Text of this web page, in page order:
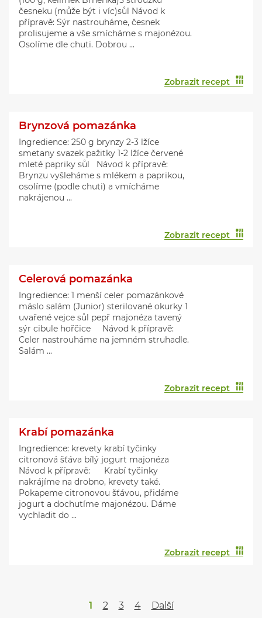
česneku (může být i víc)sůl Návod k
přípravě: Sýr nastrouháme, česnek
prolisujeme a vše smícháme s majonézou.
Osolíme dle chuti. Dobrou ...
Zobrazit recept
Brynzová pomazánka
Ingredience: 250 g brynzy 2-3 lžíce
smetany svazek pažitky 1-2 lžíce červené
mleté papriky sůl Návod k přípravě:
Brynzu vyšleháme s mlékem a paprikou,
osolíme (podle chuti) a vmícháme
nakrájenou ...
Zobrazit recept
Celerová pomazánka
Ingredience: 1 menší celer pomazánkové
máslo salám (Junior) sterilované okurky 1
uvařené vejce sůl pepř majonéza tavený
sýr cibule hořčice Návod k přípravě:
Celer nastrouháme na jemném struhadle.
Salám ...
Zobrazit recept
Krabí pomazánka
Ingredience: krevety krabí tyčinky
citronová šťáva bílý jogurt majonéza
Návod k přípravě: Krabí tyčinky
nakrájíme na drobno, krevety také.
Pokapeme citronovou šťávou, přidáme
jogurt a dochutíme majonézou. Dáme
vychladit do ...
Zobrazit recept
1 2 3 4 Další